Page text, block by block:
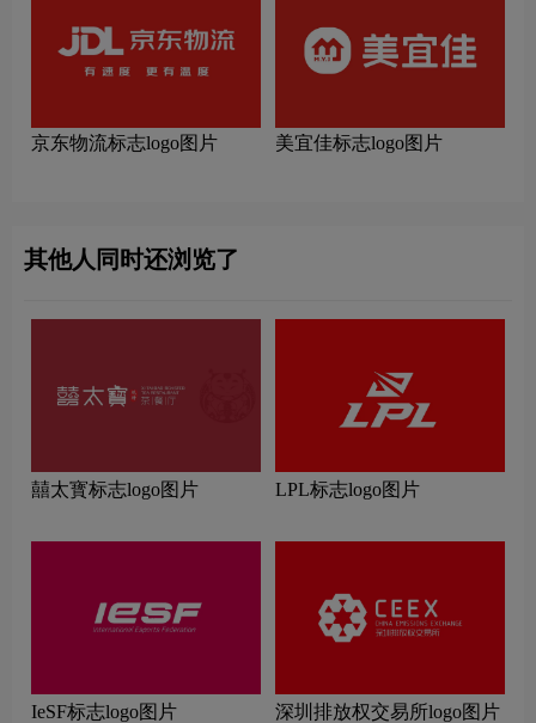
京东物流标志logo图片 美宜佳标志logo图片
其他人同时还浏览了
囍太寳标志logo图片 LPL标志logo图片
IeSF标志logo图片 深圳排放权交易所logo图片